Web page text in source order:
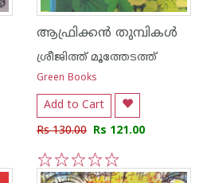
ആഫ്രിക്കന്‍ തുമ്പികള്‍
ശ്രീജിത്ത് മൂത്തേടത്ത്
Green Books
Add to Cart
Rs 130.00 Rs 121.00
5
4
3
2
1